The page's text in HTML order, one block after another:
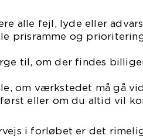
alle fejl, lyde eller
prisramme og
til, om der findes
om værkstedet må gå
eller om du altid vil
i forløbet er det